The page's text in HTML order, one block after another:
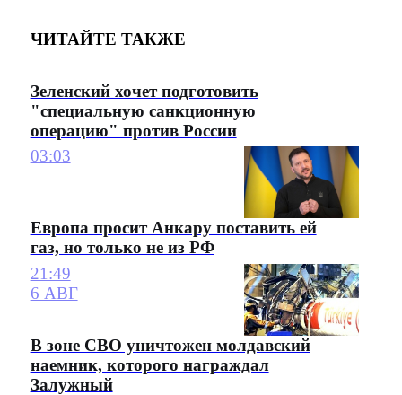
ЧИТАЙТЕ ТАКЖЕ
Зеленский хочет подготовить
"специальную санкционную
операцию" против России
03:03
Европа просит Анкару поставить ей
газ, но только не из РФ
21:49
6 АВГ
В зоне СВО уничтожен молдавский
наемник, которого награждал
Залужный